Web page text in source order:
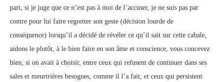
part, si je juge que ce n’est pas à moi de l’accuser, je ne suis pas par
contre pour lui faire regretter son geste (décision lourde de
conséquence) lorsqu’il a décidé de révéler ce qu’il sait sur cette cabale,
aidons le plutôt, à le bien faire en son âme et conscience, vous concevez
bien, si on avait à choisir, entre ceux qui refusent de continuer dans ses
sales et meurtrières besognes, comme il l’a fait, et ceux qui persistent